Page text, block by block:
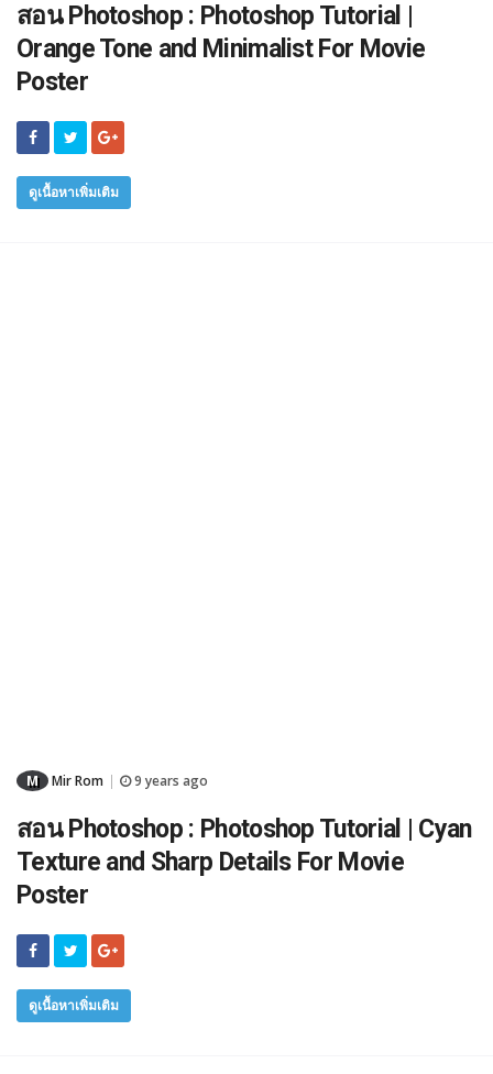
สอน Photoshop : Photoshop Tutorial |
Orange Tone and Minimalist For Movie
Poster
ดูเนื้อหาเพิ่มเติม
M Mir Rom 9 years ago
สอน Photoshop : Photoshop Tutorial | Cyan
Texture and Sharp Details For Movie
Poster
ดูเนื้อหาเพิ่มเติม